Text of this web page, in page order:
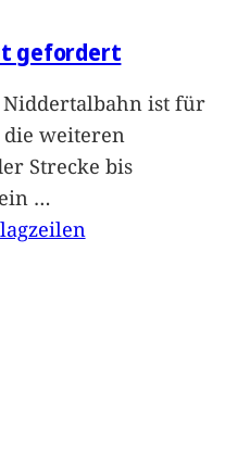
gefordert
ist für
weiteren
Strecke bis
…